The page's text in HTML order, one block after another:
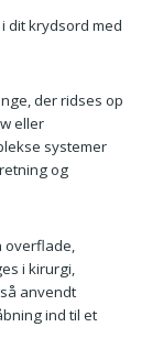
dit krydsord med
der ridses op
eller
systemer
og
overflade,
i kirurgi,
anvendt
ind til et